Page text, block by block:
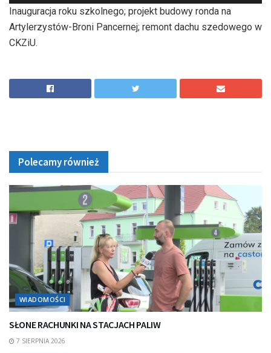
hd2880
hd2160
hd2160
hd1440
highres
hd1080
medium
Inauguracja roku szkolnego; projekt budowy ronda na
Artylerzystów-Broni Pancernej; remont dachu szedowego w
CKZiU.
Polecamy również
WIADOMOŚCI
SŁONE RACHUNKI NA STACJACH PALIW
7 SIERPNIA 2026